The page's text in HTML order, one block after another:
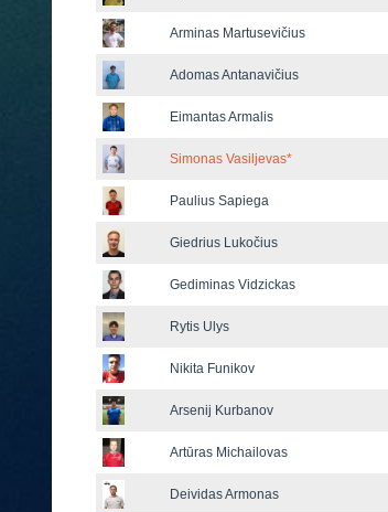
Arminas Martusevičius
Adomas Antanavičius
Eimantas Armalis
Simonas Vasiljevas*
Paulius Sapiega
Giedrius Lukočius
Gediminas Vidzickas
Rytis Ulys
Nikita Funikov
Arsenij Kurbanov
Artūras Michailovas
Deividas Armonas